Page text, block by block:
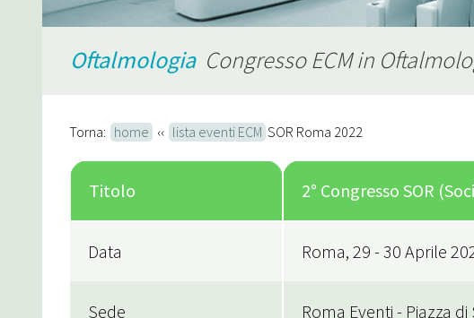
Oftalmologia Congresso ECM in
Torna: home ‹‹ lista eventi ECM SOR Roma 2022
Titolo 2° Congresso SOR
Data Roma, 29 - 30 Aprile
Sede
Roma Eventi - Piazza di